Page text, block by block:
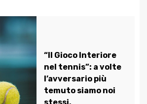
“Il Gioco Interiore
nel tennis”: a volte
l’avversario più
temuto siamo noi